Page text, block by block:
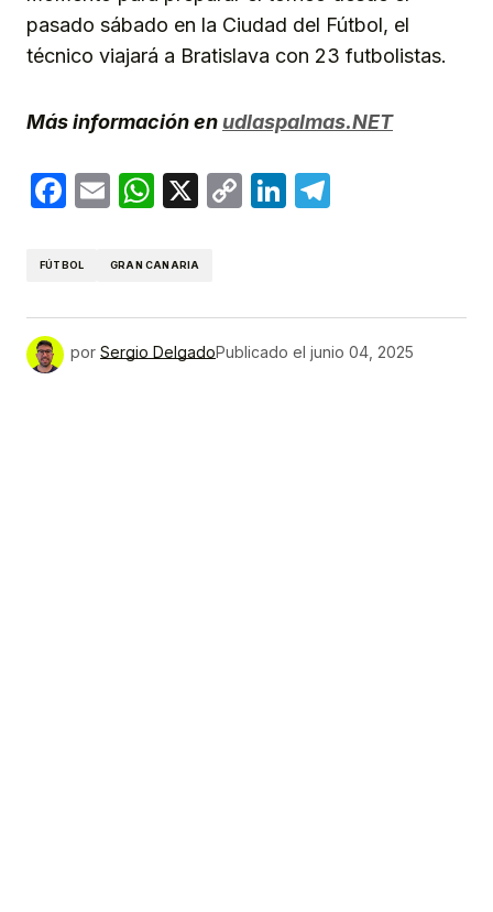
pasado sábado en la Ciudad del Fútbol, el
técnico viajará a Bratislava con 23 futbolistas.
Más información en udlaspalmas.NET
Facebook
EmailWhatsApp
X
CopyLinkedIn
FÚTBOL GRAN CANARIA
por Sergio DelgadoPublicado el junio 04, 2025